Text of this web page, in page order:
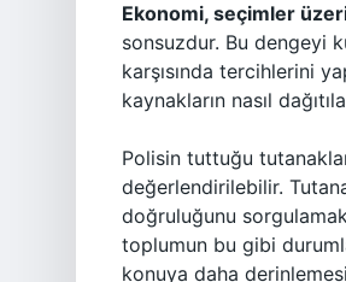
Ekonomi, seçimler
sonsuzdur. Bu dengeyi
karşısında tercihlerini
kaynakların nasıl
Polisin tuttuğu
değerlendirilebilir.
doğruluğunu
toplumun bu gibi
konuya daha